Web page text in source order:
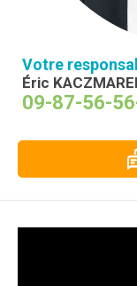
Votre
Éric
09-87-56-